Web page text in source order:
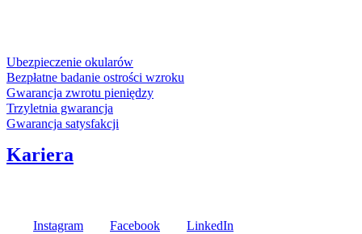
Ubezpieczenie okularów
Bezpłatne badanie ostrości wzroku
Gwarancja zwrotu pieniędzy
Trzyletnia gwarancja
Gwarancja satysfakcji
Kariera
Instagram Facebook LinkedIn